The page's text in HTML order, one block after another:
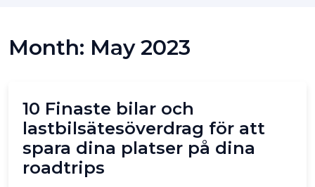
Month: May 2023
10 Finaste bilar och
lastbilsätesöverdrag för att
spara dina platser på dina
roadtrips